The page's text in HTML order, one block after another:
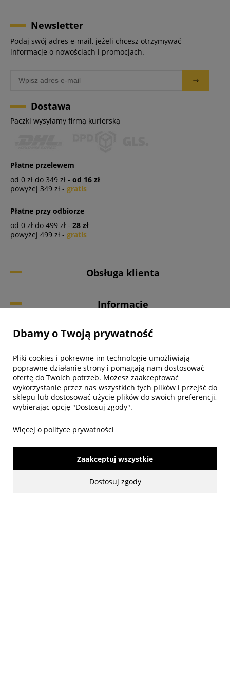
Newsletter
Podaj swój adres e-mail, jeżeli chcesz otrzymywać
informacje o nowościach i promocjach.
Dostawa
Paczki wysyłamy firmą kurierską
Płatne przelewem
od 0 zł do 349 zł - od 16 zł
powyżej 349 zł - gratis
Płatne przy odbiorze
od 0 zł do 499 zł - 28 zł
powyżej 499 zł - gratis
Obsługa klienta
Informacje
Twoje konto
Biuro obsługi klienta
Dbamy o Twoją prywatność
Pliki cookies i pokrewne im technologie umożliwiają
poprawne działanie strony i pomagają nam dostosować
ofertę do Twoich potrzeb. Możesz zaakceptować
wykorzystanie przez nas wszystkich tych plików i przejść do
sklepu lub dostosować użycie plików do swoich preferencji,
wybierając opcję "Dostosuj zgody".
Więcej o polityce prywatności
Dostosuj zgody
Zaakceptuj wszystkie